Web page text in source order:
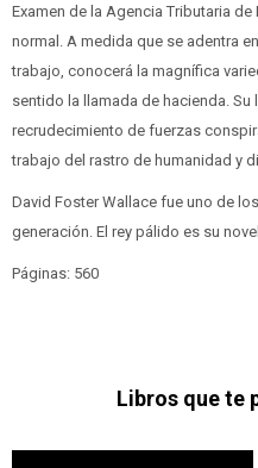
Examen de la Agencia Tributaria
normal. A medida que se adentra
trabajo, conocerá la magnífica
sentido la llamada de hacienda.
recrudecimiento de fuerzas
trabajo del rastro de humanidad y
David Foster Wallace fue uno de
generación. El rey pálido es su
Páginas: 560
Libros que te